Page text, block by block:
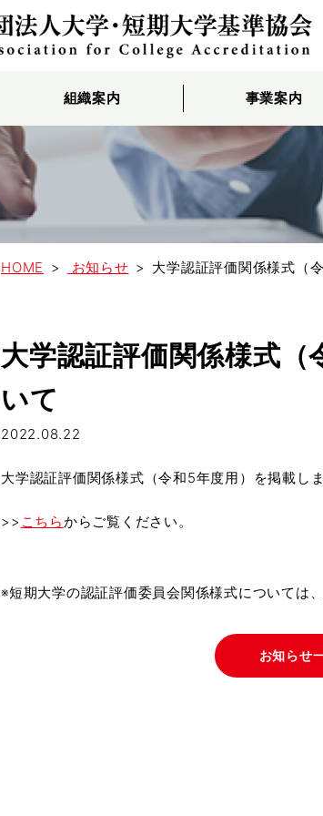
組織案内 事業案内
HOME お知らせ 大学認証評価関係様式（
大学認証評価関係様式
いて
2022.08.22
大学認証評価関係様式（令和5年度用）を掲載しま
>> こちらからご覧ください。
※短期大学の認証評価委員会関係様式については、
お知らせ